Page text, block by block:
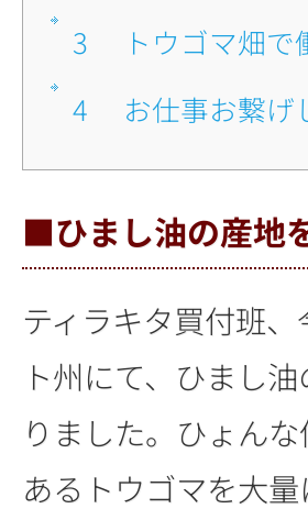
3
■トウゴマ畑
4
■お仕事お繋
■ひまし油の産地
ティラキタ買付班
ト州にて、ひまし
りました。ひょん
あるトウゴマを大